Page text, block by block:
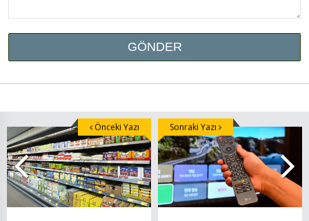
Önceki Yazı Sonraki Yazı